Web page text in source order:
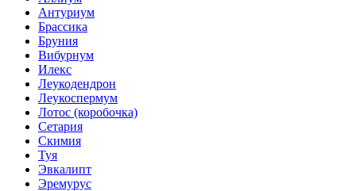
Антуриум
Брассика
Бруния
Вибурнум
Илекс
Леукодендрон
Леукоспермум
Лотос (коробочка)
Сетария
Скимия
Туя
Эвкалипт
Эремурус